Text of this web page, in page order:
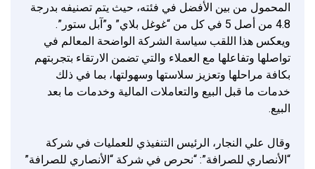
المحمول من بين الأفضل في فئته، حيث يتم تصنيفه بدرجة
4.8 من أصل 5 في كل من “غوغل بلاي” و”آبل ستور”.
ويعكس هذا اللقب سياسة الشركة الواضحة المعالم في
تواصلها وتفاعلها مع العملاء والتي تضمن الارتقاء بتجربتهم
بكافة مراحلها وتعزيز سلاستها وسهولتها، بما في ذلك
خدمات ما قبل البيع والتعاملات المالية وخدمات ما بعد
البيع.
وقال علي النجار، الرئيس التنفيذي للعمليات في شركة
“الأنصاري للصرافة”: “نحرص في شركة “الأنصاري للصرافة”